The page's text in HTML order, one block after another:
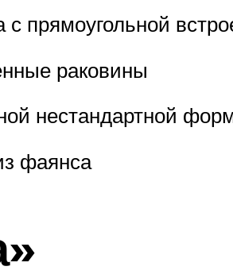
прямоугольной
раковины
нестандартной
фаянса